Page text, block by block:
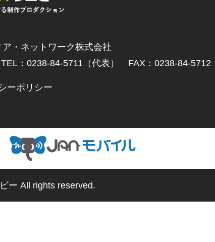
・ネットワーク株式会社
：0238-84-5711（代表） FAX：0238-84-5712
ーポリシー
ー All rights reserved.